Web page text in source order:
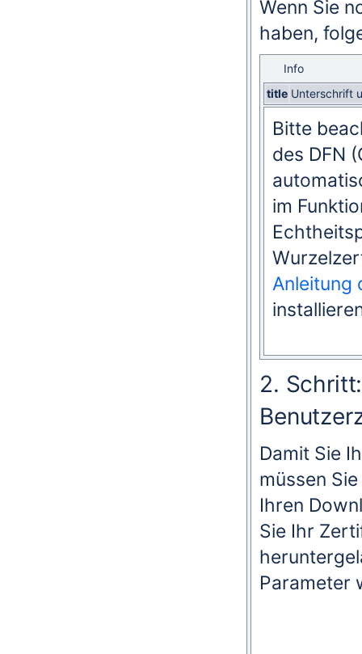
Wenn Sie
haben,
Info
title Unterschrift
Bitte
des DFN
im
Anleitung
2.
Damit Sie
müssen
Ihren
Sie Ihr
Parameter